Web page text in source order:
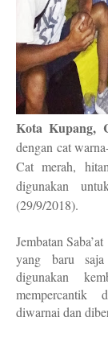
Kota Kupang,
dengan cat
Cat merah,
digunakan
(29/9/2018).
Jembatan Saba’at
yang baru
digunakan
mempercantik
diwarnai dan